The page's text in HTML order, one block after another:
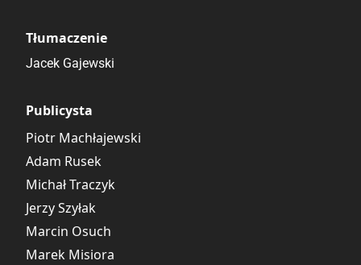
Tłumaczenie
Jacek Gajewski
Publicysta
Piotr Machłajewski
Adam Rusek
Michał Traczyk
Jerzy Szyłak
Marcin Osuch
Marek Misiora